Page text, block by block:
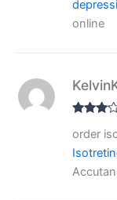
online
do con
3
order